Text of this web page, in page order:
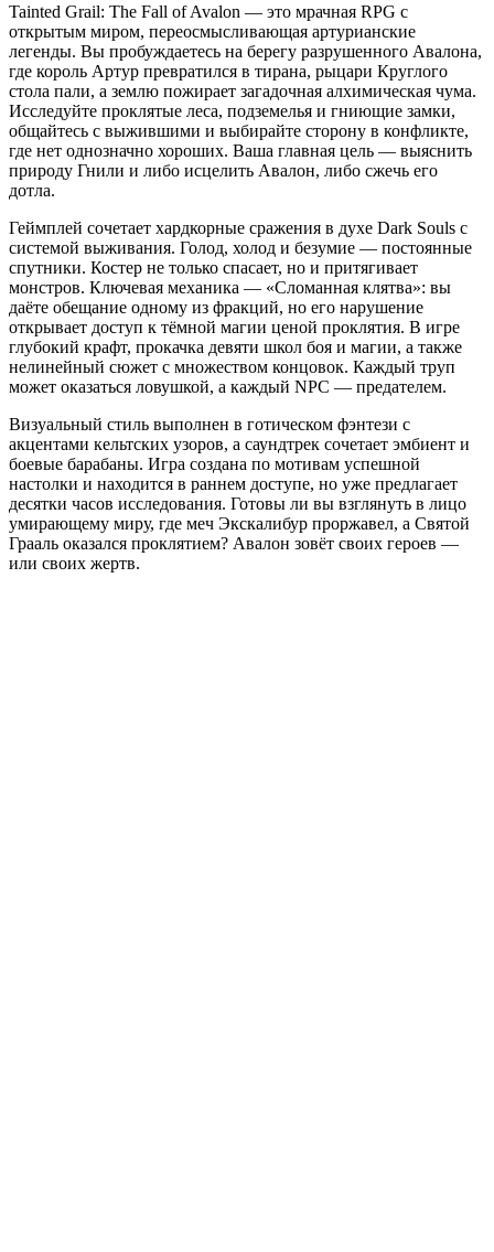
Tainted Grail: The Fall of Avalon — это мрачная RPG с
открытым миром, переосмысливающая артурианские
легенды. Вы пробуждаетесь на берегу разрушенного Авалона,
где король Артур превратился в тирана, рыцари Круглого
стола пали, а землю пожирает загадочная алхимическая чума.
Исследуйте проклятые леса, подземелья и гниющие замки,
общайтесь с выжившими и выбирайте сторону в конфликте,
где нет однозначно хороших. Ваша главная цель — выяснить
природу Гнили и либо исцелить Авалон, либо сжечь его
дотла.
Геймплей сочетает хардкорные сражения в духе Dark Souls с
системой выживания. Голод, холод и безумие — постоянные
спутники. Костер не только спасает, но и притягивает
монстров. Ключевая механика — «Сломанная клятва»: вы
даёте обещание одному из фракций, но его нарушение
открывает доступ к тёмной магии ценой проклятия. В игре
глубокий крафт, прокачка девяти школ боя и магии, а также
нелинейный сюжет с множеством концовок. Каждый труп
может оказаться ловушкой, а каждый NPC — предателем.
Визуальный стиль выполнен в готическом фэнтези с
акцентами кельтских узоров, а саундтрек сочетает эмбиент и
боевые барабаны. Игра создана по мотивам успешной
настолки и находится в раннем доступе, но уже предлагает
десятки часов исследования. Готовы ли вы взглянуть в лицо
умирающему миру, где меч Экскалибур проржавел, а Святой
Грааль оказался проклятием? Авалон зовёт своих героев —
или своих жертв.